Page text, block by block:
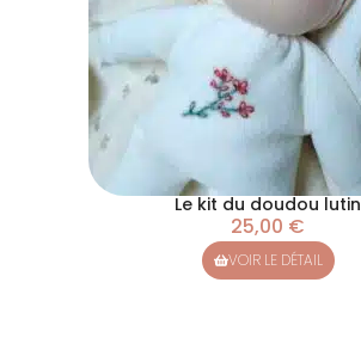
Le kit du doudou lutin
25,00 €
VOIR LE DÉTAIL